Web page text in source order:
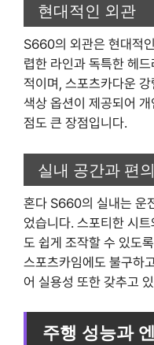
현대적인 외관
S660의 외관은 현대적
렵한 라인과 독특한 헤
적이며, 스포츠카다운
색상 옵션이 제공되어
점도 큰 장점입니다.
실내 공간과 편
혼다 S660의 실내는 운
었습니다. 스포티한 시
도 쉽게 조작할 수 있도
스포츠카임에도 불구하
어 실용성 또한 갖추고
주행 성능과